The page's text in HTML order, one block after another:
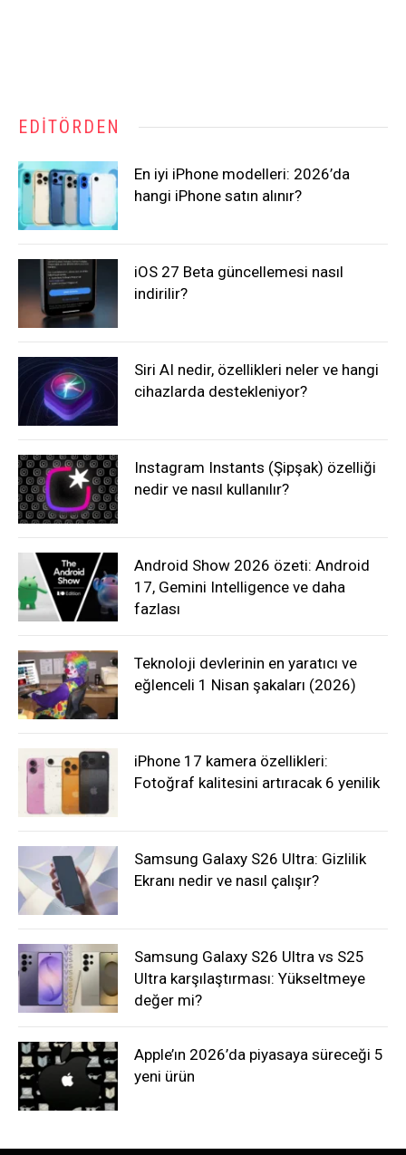
EDITÖRDEN
En iyi iPhone modelleri: 2026’da
hangi iPhone satın alınır?
iOS 27 Beta güncellemesi nasıl
indirilir?
Siri AI nedir, özellikleri neler ve hangi
cihazlarda destekleniyor?
Instagram Instants (Şipşak) özelliği
nedir ve nasıl kullanılır?
Android Show 2026 özeti: Android
17, Gemini Intelligence ve daha
fazlası
Teknoloji devlerinin en yaratıcı ve
eğlenceli 1 Nisan şakaları (2026)
iPhone 17 kamera özellikleri:
Fotoğraf kalitesini artıracak 6 yenilik
Samsung Galaxy S26 Ultra: Gizlilik
Ekranı nedir ve nasıl çalışır?
Samsung Galaxy S26 Ultra vs S25
Ultra karşılaştırması: Yükseltmeye
değer mi?
Apple’ın 2026’da piyasaya süreceği 5
yeni ürün